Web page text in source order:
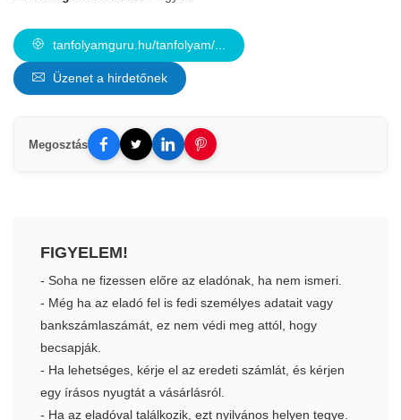
tanfolyamguru.hu/tanfolyam/...
Üzenet a hirdetőnek
Megosztás
FIGYELEM!
- Soha ne fizessen előre az eladónak, ha nem ismeri.
- Még ha az eladó fel is fedi személyes adatait vagy
bankszámlaszámát, ez nem védi meg attól, hogy
becsapják.
- Ha lehetséges, kérje el az eredeti számlát, és kérjen
egy írásos nyugtát a vásárlásról.
- Ha az eladóval találkozik, ezt nyilvános helyen tegye.